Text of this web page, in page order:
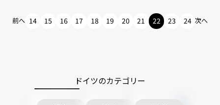
前へ 14 15 16 17 18 19 20 21 22 23 24 次へ
ドイツのカテゴリー